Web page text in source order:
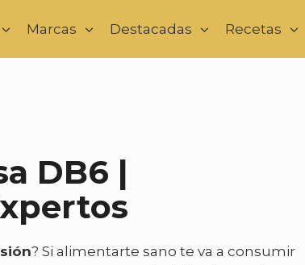
Marcas Destacadas Recetas
DB6 |
? Si alimentarte sano te va a consumir